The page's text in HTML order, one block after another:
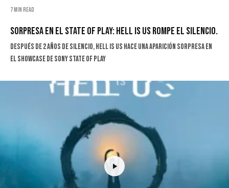
7 min read
Sorpresa en el State of Play: Hell is Us rompe el silencio.
Después de 2 años de silencio, Hell is Us hace una aparición sorpresa en
el showcase de Sony State of Play